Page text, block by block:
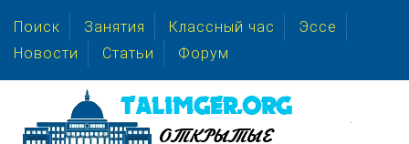
Поиск Занятия Классный час
Эссе
Новости
Статьи Форум
.
.